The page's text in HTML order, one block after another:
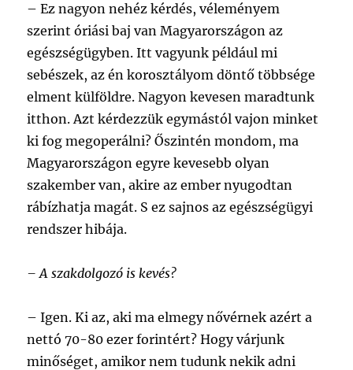
–Ez nagyon nehéz kérdés, véleményem
szerint óriási baj van Magyarországon az
egészségügyben. Itt vagyunk például mi
sebészek, az én korosztályom döntő többsége
elment külföldre. Nagyon kevesen maradtunk
itthon. Azt kérdezzük egymástól vajon minket
ki fog megoperálni? Őszintén mondom, ma
Magyarországon egyre kevesebb olyan
szakember van, akire az ember nyugodtan
rábízhatja magát. S ez sajnos az egészségügyi
rendszer hibája.
– A szakdolgozó is kevés?
– Igen. Ki az, aki ma elmegy nővérnek azért a
nettó 70-80 ezer forintért? Hogy várjunk
minőséget, amikor nem tudunk nekik adni